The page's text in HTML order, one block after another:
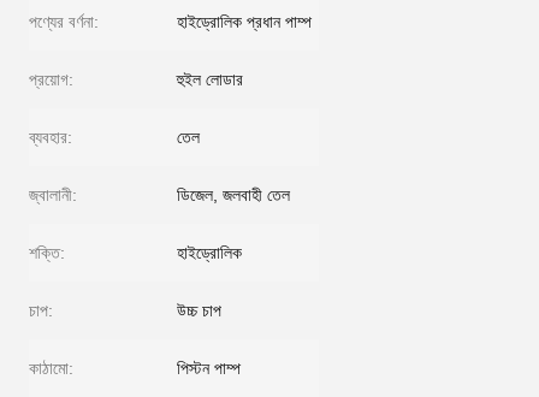
পণ্যের বর্ণনা: হাইড্রোলিক প্রধান পাম্প
প্রয়োগ: হুইল লোডার
ব্যবহার: তেল
জ্বালানী: ডিজেল, জলবাহী তেল
শক্তি: হাইড্রোলিক
চাপ: উচ্চ চাপ
কাঠামো: পিস্টন পাম্প